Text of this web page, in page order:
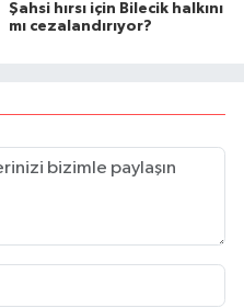
Şahsi hırsı için Bilecik halkını
mı cezalandırıyor?